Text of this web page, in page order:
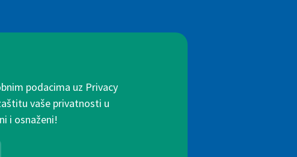
podacima uz Privacy
vaše privatnosti u
i osnaženi!